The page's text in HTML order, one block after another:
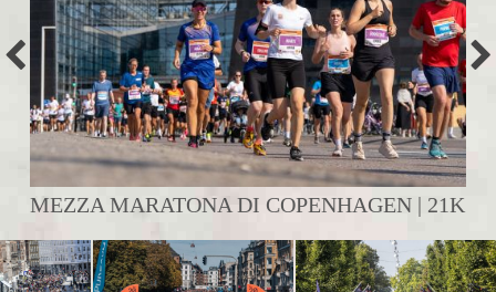
MEZZA MARATONA DI COPENHAGEN | 21K